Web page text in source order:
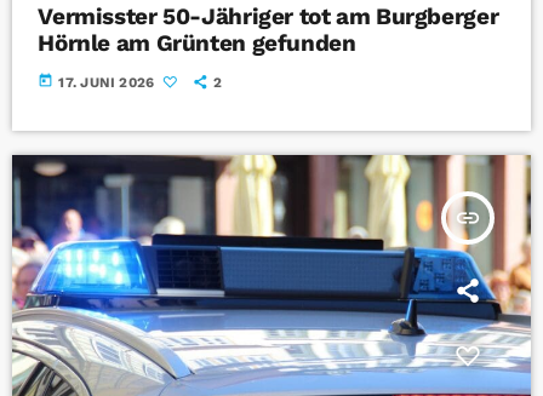
Vermisster 50-Jähriger tot am Burgberger
Hörnle am Grünten gefunden
today 17. JUNI 2026 2
insert_link